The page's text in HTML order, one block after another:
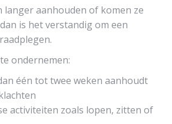
langer aanhouden of komen ze
is het verstandig om een
ondernemen:
één tot twee weken aanhoudt
activiteiten zoals lopen, zitten of